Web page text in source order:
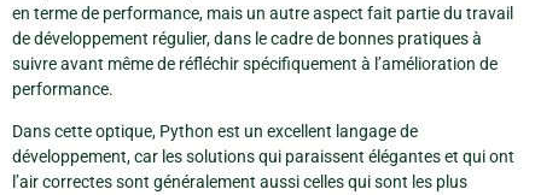
en terme de performance, mais un autre aspect fait partie du travail
de développement régulier, dans le cadre de bonnes pratiques à
suivre avant même de réfléchir spécifiquement à l’amélioration de
performance.
Dans cette optique, Python est un excellent langage de
développement, car les solutions qui paraissent élégantes et qui ont
l’air correctes sont généralement aussi celles qui sont les plus